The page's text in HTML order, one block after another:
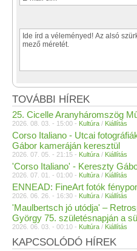
TOVÁBBI HÍREK
25. Cicelle Aranyháromszög
2026. 08. 03. - 15:00 - Kultúra / Kiállítás
Corso Italiano - Utcai
Gábor kameráján keresztül
2026. 07. 05. - 21:15 - Kultúra / Kiállítás
'Corso Italiano' - Kereszty
2026. 07. 01. - 01:00 - Kultúra / Kiállítás
ENNEAD: FineArt fotók
2026. 06. 26. - 16:30 - Kultúra / Kiállítás
'Maulbertsch jó utódja' –
György 75. születésnapján a
2026. 06. 03. - 00:10 - Kultúra / Kiállítás
KAPCSOLÓDÓ HÍREK